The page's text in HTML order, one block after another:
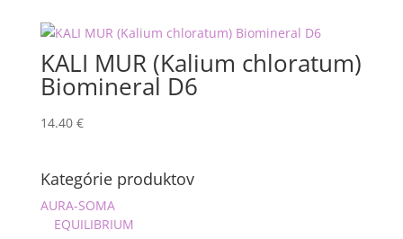
KALI MUR (Kalium chloratum)
Biomineral D6
14.40 €
Kategórie produktov
AURA-SOMA
EQUILIBRIUM